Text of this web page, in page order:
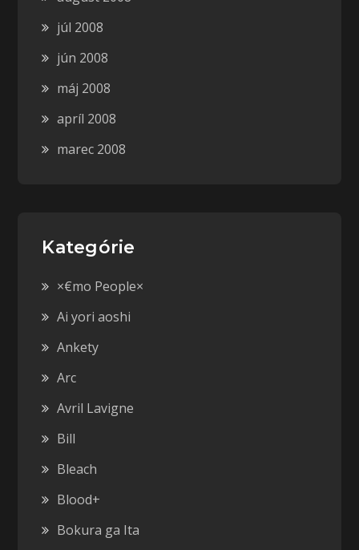
júl 2008
jún 2008
máj 2008
apríl 2008
marec 2008
Kategórie
×€mo People×
Ai yori aoshi
Ankety
Arc
Avril Lavigne
Bill
Bleach
Blood+
Bokura ga Ita